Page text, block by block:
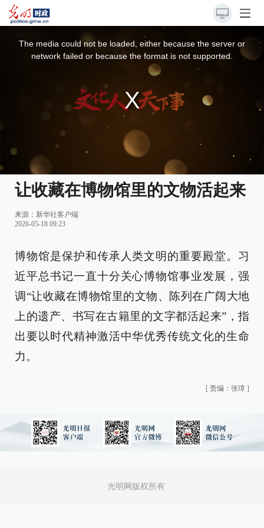
The media could not be loaded, either because the server or
network failed or because the format is not supported.
让收藏在博物馆里的文物活起来
来源： 新华社客户端
2026-05-18 09:23
博物馆是保护和传承人类文明的重要殿堂。习
近平总书记一直十分关心博物馆事业发展，强
调“让收藏在博物馆里的文物、陈列在广阔大地
上的遗产、书写在古籍里的文字都活起来”，指
出要以时代精神激活中华优秀传统文化的生命
力。
[ 责编：张璋 ]
光明网版权所有